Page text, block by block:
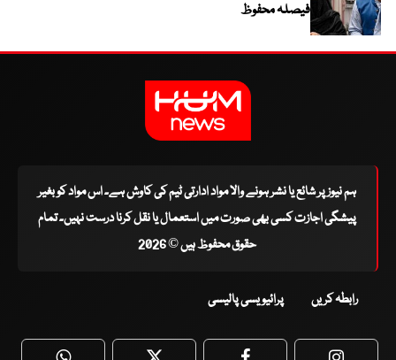
فیصلہ محفوظ
ہم نیوز پر شائع یا نشر ہونے والا مواد ادارتی ٹیم کی کاوش ہے۔ اس مواد کو بغیر
پیشگی اجازت کسی بھی صورت میں استعمال یا نقل کرنا درست نہیں۔ تمام
حقوق محفوظ ہیں © 2026
رابطہ کریں پرائیویسی پالیسی